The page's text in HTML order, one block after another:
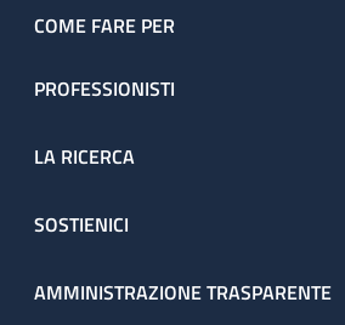
COME FARE PER
PROFESSIONISTI
LA RICERCA
SOSTIENICI
AMMINISTRAZIONE TRASPARENTE